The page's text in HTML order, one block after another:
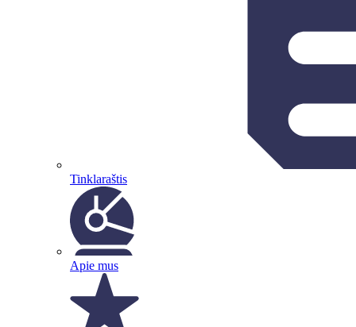
Tinklaraštis
Apie mus